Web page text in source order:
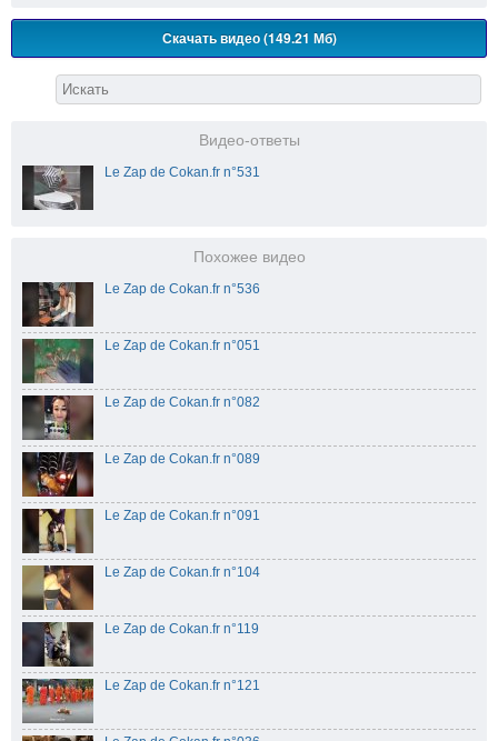
Скачать видео (149.21 Мб)
Видео-ответы
Le Zap de Cokan.fr n°531
Похожее видео
Le Zap de Cokan.fr n°536
Le Zap de Cokan.fr n°051
Le Zap de Cokan.fr n°082
Le Zap de Cokan.fr n°089
Le Zap de Cokan.fr n°091
Le Zap de Cokan.fr n°104
Le Zap de Cokan.fr n°119
Le Zap de Cokan.fr n°121